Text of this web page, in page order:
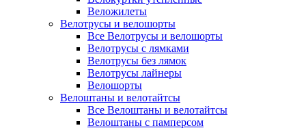
Веложилеты
Велотрусы и велошорты
Все Велотрусы и велошорты
Велотрусы с лямками
Велотрусы без лямок
Велотрусы лайнеры
Велошорты
Велоштаны и велотайтсы
Все Велоштаны и велотайтсы
Велоштаны с памперсом